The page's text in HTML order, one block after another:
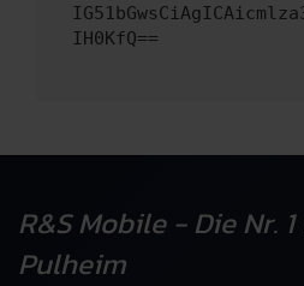
IH0KfQ==
R&S Mobile - Die Nr.
Pulheim